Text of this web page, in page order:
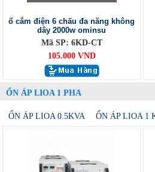
ổ cắm điện 6 chấu đa năng không
dây 2000w ominsu
Mã SP: 6KD-CT
105.000 VND
ỔN ÁP LIOA 1 PHA
ỔN ÁP LIOA 0.5KVA ỔN ÁP LIOA 1